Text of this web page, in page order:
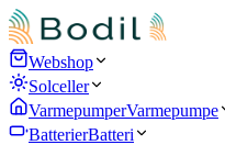
Webshop
Solceller
VarmepumperVarmepumpe
BatterierBatteri